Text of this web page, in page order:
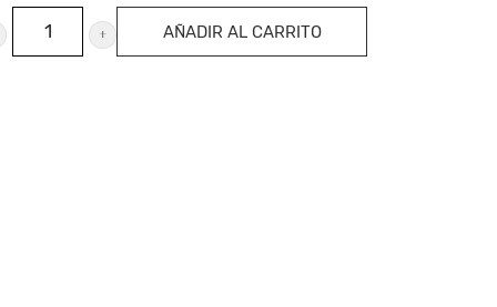
AÑADIR AL CARRITO